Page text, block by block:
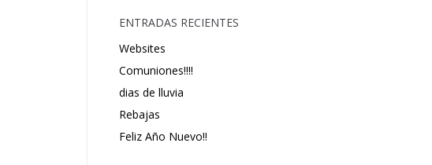
ENTRADAS RECIENTES
Websites
Comuniones!!!!
dias de lluvia
Rebajas
Feliz Año Nuevo!!